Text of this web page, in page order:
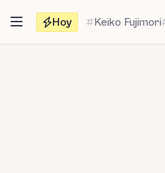
contenido
Hoy Keiko Fujimori